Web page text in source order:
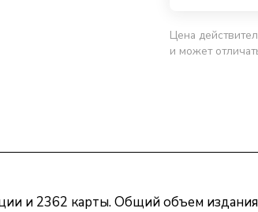
Цена
и может
и 2362 карты. Общий объем издания